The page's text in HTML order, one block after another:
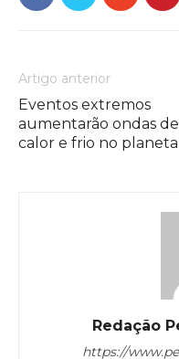
Artigo anterior
Eventos extremos
aumentarão ondas de
calor e frio no planeta
Redação
https://